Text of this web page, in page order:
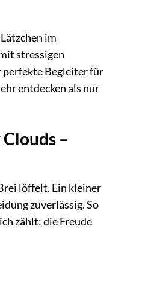
im
stressigen
perfekte Begleiter für
entdecken als nur
–
löffelt. Ein kleiner
zuverlässig. So
zählt: die Freude